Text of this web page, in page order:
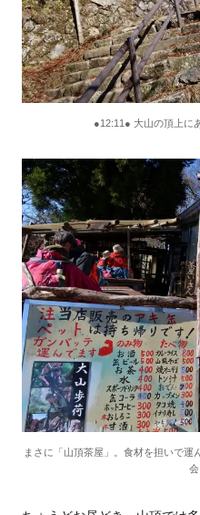
●12:11● 大山の頂上に
まさに「山頂茶屋」。食材を担いで
会